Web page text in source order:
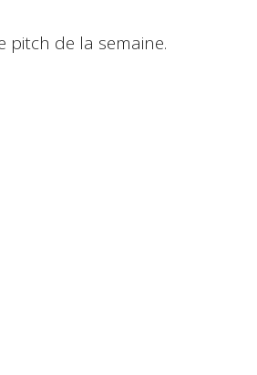
pitch de la semaine.